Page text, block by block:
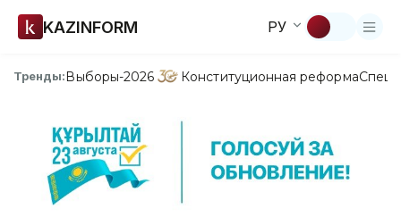
KAZINFORM РУ
Тренды:Выборы-2026 Конституционная реформа